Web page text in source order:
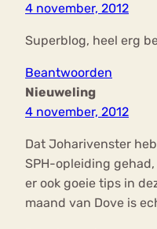
4 november, 2012
Superblog, heel erg
Beantwoorden
Nieuweling
4 november, 2012
Dat Joharivenster
SPH-opleiding
er ook goeie tips in
maand van Dove is